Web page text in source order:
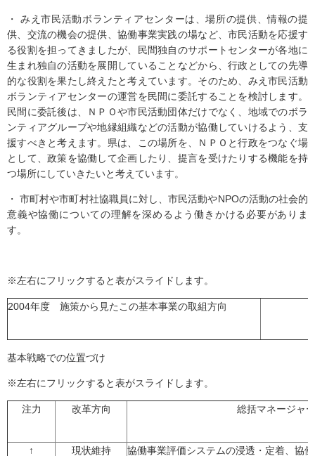
・ みえ市民活動ボランティアセンターは、場所の提供、情報の提
供、交流の機会の提供、協働事業実践の場など、市民活動を応援す
る役割を担ってきましたが、民間独自のサポートセンターが各地に
生まれ独自の活動を展開していることなどから、行政としての先導
的な役割を果たし終えたと考えています。そのため、みえ市民活動
ボランティアセンターの運営を民間に委託することを検討します。
民間に委託後は、ＮＰＯや市民活動団体だけでなく、地域でのボラ
ンティアグループや地縁組織などの活動が協働していけるよう、支
援すべきと考えます。県は、この場所を、ＮＰＯと行政をつなぐ場
として、政策を協働して企画したり、提言を受けたりする機能を持
つ場所にしていきたいと考えています。
・ 市町村や市町村社協職員に対し、市民活動やNPOの活動の社会的
意義や協働についての理解を深めるよう働きかける必要がありま
す。
※左右にフリックすると表がスライドします。
2004年度 施策から見たこの基本事業の取組方向
基本戦略での位置づけ
※左右にフリックすると表がスライドします。
注力 改革方向 総括マネージャ
↑ 現状維持 協働事業評価システムの浸透・定着、協